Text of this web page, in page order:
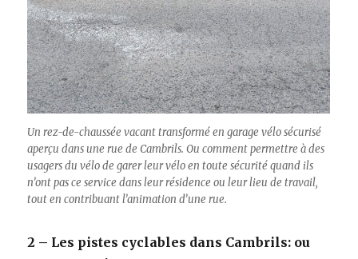
Un rez-de-chaussée vacant transformé en garage vélo sécurisé
aperçu dans une rue de Cambrils. Ou comment permettre à des
usagers du vélo de garer leur vélo en toute sécurité quand ils
n’ont pas ce service dans leur résidence ou leur lieu de travail,
tout en contribuant l’animation d’une rue.
2 – Les pistes cyclables dans Cambrils: ou